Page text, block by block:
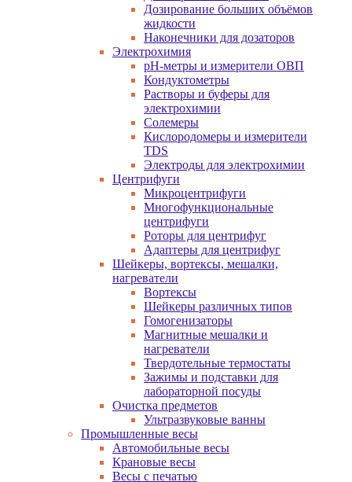
Дозирование больших объёмов
жидкости
Наконечники для дозаторов
Электрохимия
pH-метры и измерители ОВП
Кондуктометры
Растворы и буферы для
электрохимии
Солемеры
Кислородомеры и измерители
TDS
Электроды для электрохимии
Центрифуги
Микроцентрифуги
Многофункциональные
центрифуги
Роторы для центрифуг
Адаптеры для центрифуг
Шейкеры, вортексы, мешалки,
нагреватели
Вортексы
Шейкеры различных типов
Гомогенизаторы
Магнитные мешалки и
нагреватели
Твердотельные термостаты
Зажимы и подставки для
лабораторной посуды
Очистка предметов
Ультразвуковые ванны
Промышленные весы
Автомобильные весы
Крановые весы
Весы с печатью